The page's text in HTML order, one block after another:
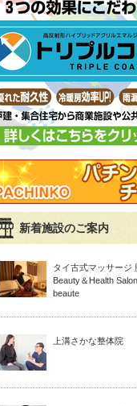
新着施設のご案内
タイ古式マッサージ
Beauty＆Health
beaute
上溝さかな整体院